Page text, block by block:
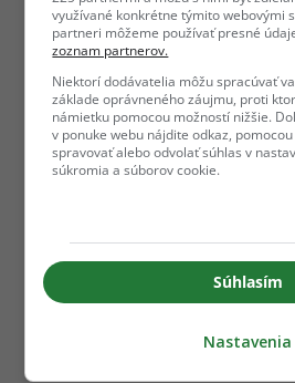
využívané konkrétne týmito webovými
partneri môžeme používať presné
zoznam partnerov.
Niektorí dodávatelia môžu spracúvať
základe oprávneného záujmu, proti
námietku pomocou možností nižšie.
v ponuke webu nájdite odkaz,
spravovať alebo odvolať súhlas v
súkromia a súborov cookie.
Súhlasím
Nastavenia